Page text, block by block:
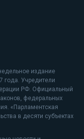
издание
года. Учредители
РФ. Официальный
федеральных
«Парламентская
в десяти субъектах